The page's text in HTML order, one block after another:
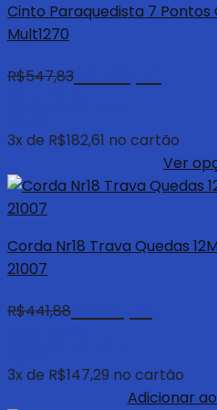
Cinto Paraquedista 7 Pontos
Mult1270
3x de R$182,61 no cartão
R$547,83
Ver
Corda Nr18 Trava Quedas
21007
3x de R$147,29 no cartão
R$441,88
Adicionar